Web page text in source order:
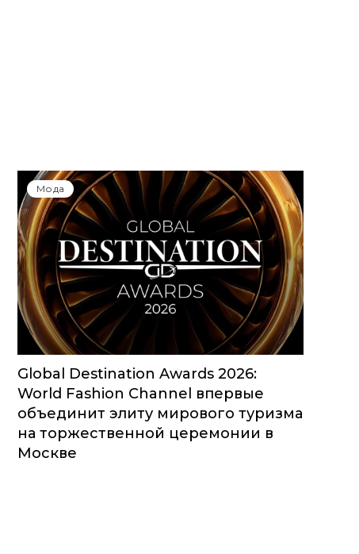
Мода
Global Destination Awards 2026:
World Fashion Channel впервые
объединит элиту мирового туризма
на торжественной церемонии в
Москве